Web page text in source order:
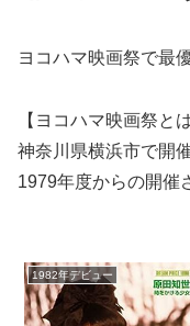
ヨコハマ映画祭で最
【ヨコハマ映画祭と
神奈川県横浜市で開
1979年度からの開催
1982年デビュー